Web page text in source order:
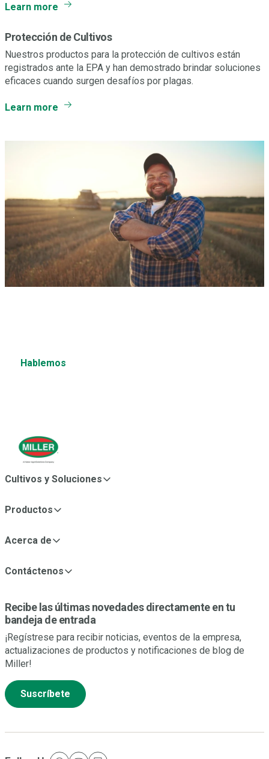
Learn more
Protección de Cultivos
Nuestros productos para la protección de cultivos están
registrados ante la EPA y han demostrado brindar soluciones
eficaces cuando surgen desafíos por plagas.
Learn more
Hablemos
Cultivos y Soluciones
Productos
Acerca de
Contáctenos
Recibe las últimas novedades directamente en tu
bandeja de entrada
¡Regístrese para recibir noticias, eventos de la empresa,
actualizaciones de productos y notificaciones de blog de
Miller!
Suscríbete